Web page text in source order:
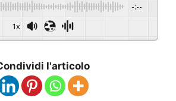
-:--
1x
l'articolo